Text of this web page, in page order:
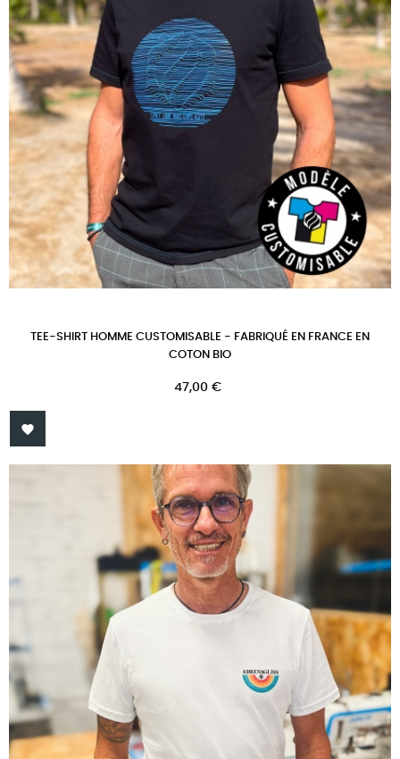
TEE-SHIRT HOMME CUSTOMISABLE - FABRIQUÉ EN FRANCE EN
COTON BIO
Prix
47,00 €
